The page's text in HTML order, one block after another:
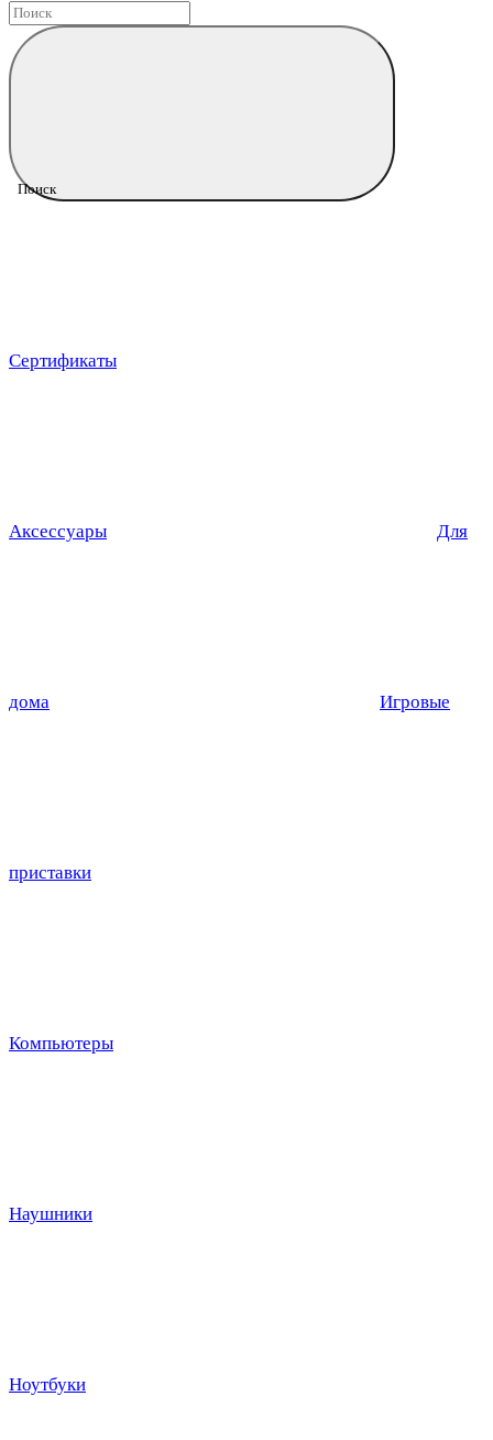
Поиск
Сертификаты
Аксессуары Для
дома Игровые
приставки
Компьютеры
Наушники
Ноутбуки